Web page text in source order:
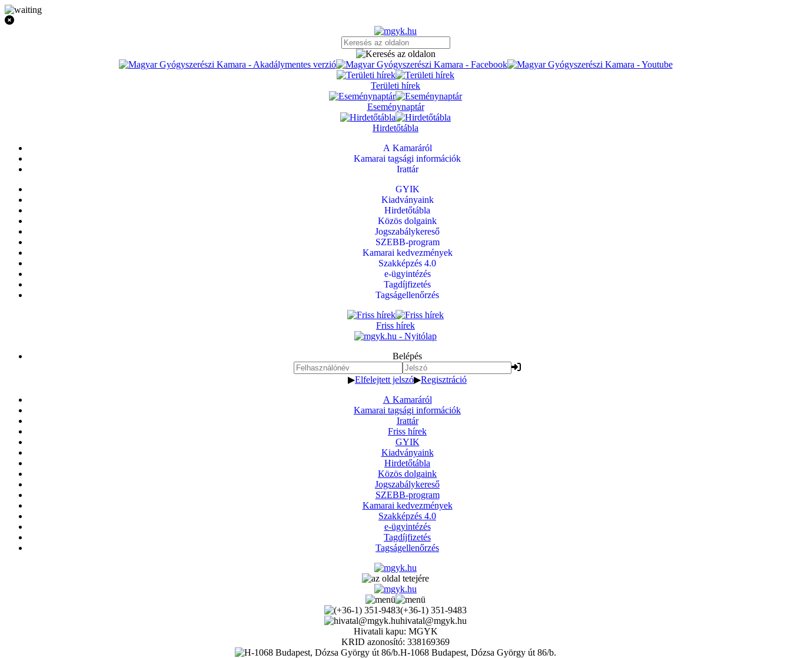
Területi hírek
Eseménynaptár
Hirdetőtábla
A Kamaráról
Kamarai tagsági információk
Irattár
GYIK
Kiadványaink
Hirdetőtábla
Közös dolgaink
Jogszabálykereső
SZEBB-program
Kamarai kedvezmények
Szakképzés 4.0
e-ügyintézés
Tagdíjfizetés
Tagságellenőrzés
Friss hírek
Belépés
▶Elfelejtett jelszó▶Regisztráció
A Kamaráról
Kamarai tagsági információk
Irattár
Friss hírek
GYIK
Kiadványaink
Hirdetőtábla
Közös dolgaink
Jogszabálykereső
SZEBB-program
Kamarai kedvezmények
Szakképzés 4.0
e-ügyintézés
Tagdíjfizetés
Tagságellenőrzés
(+36-1) 351-9483
hivatal@mgyk.hu
Hivatali kapu: MGYK
KRID azonosító: 338169369
H-1068 Budapest, Dózsa György út 86/b.